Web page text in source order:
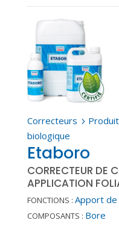
Correcteurs 5
biologique
Etaboro
CORRECTEUR DE
APPLICATION
FONCTIONS : Apport
COMPOSANTS : Bore